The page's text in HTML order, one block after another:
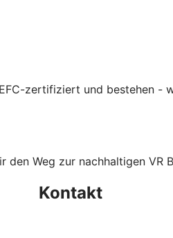
zertifiziert und bestehen -
Weg zur nachhaltigen VR
Kontakt